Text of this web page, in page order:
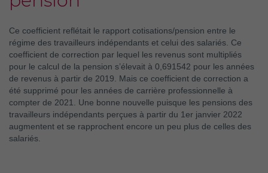
Ce coefficient reflétait le rapport cotisations/pension entre le
régime des travailleurs indépendants et celui des salariés. Ce
coefficient de correction par lequel les revenus sont multipliés
pour le calcul de la pension s’élevait à 0,691542 pour les années
de revenus à partir de 2019. Mais ce coefficient de correction a
été supprimé pour les années de carrière professionnelle à
compter de 2021. Une bonne nouvelle puisque les pensions des
travailleurs indépendants perçues à partir du 1er janvier 2022
augmentent et se rapprochent encore un peu plus de celles des
salariés.